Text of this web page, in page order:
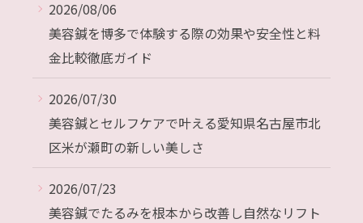
2026/08/06
美容鍼を博多で体験する際の効果や安全性と料
金比較徹底ガイド
2026/07/30
美容鍼とセルフケアで叶える愛知県名古屋市北
区米が瀬町の新しい美しさ
2026/07/23
美容鍼でたるみを根本から改善し自然なリフト